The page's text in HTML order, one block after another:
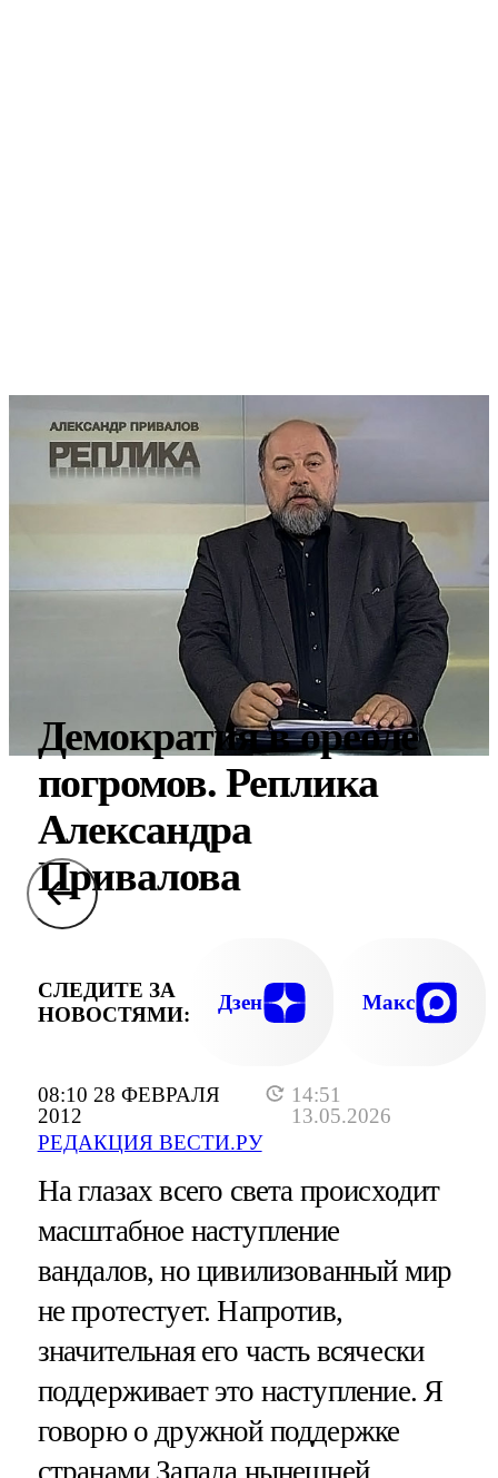
08:10 28 ФЕВРАЛЯ
2012
14:51
13.05.2026
РЕДАКЦИЯ ВЕСТИ.РУ
Демократия в ореоле
погромов. Реплика
Александра
Привалова
СЛЕДИТЕ ЗА
НОВОСТЯМИ:
Дзен Макс
На глазах всего света происходит
масштабное наступление
вандалов, но цивилизованный мир
не протестует. Напротив,
значительная его часть всячески
поддерживает это наступление. Я
говорю о дружной поддержке